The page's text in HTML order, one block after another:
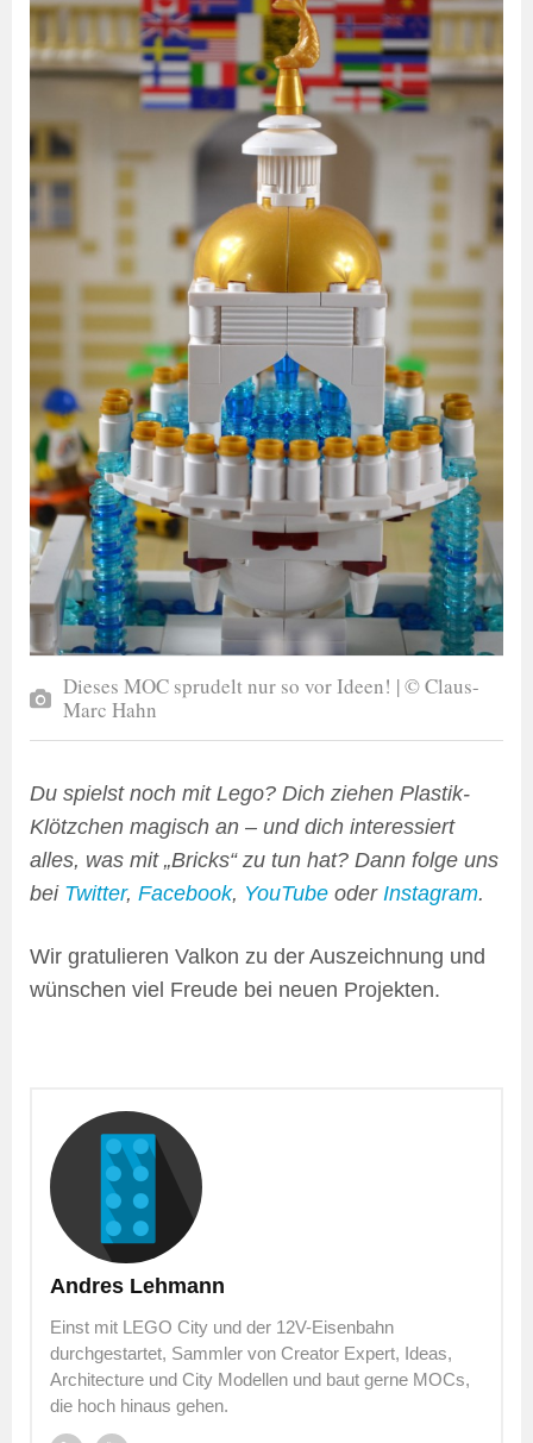
Dieses MOC sprudelt nur so vor Ideen! | © Claus-
Marc Hahn
Du spielst noch mit Lego? Dich ziehen Plastik-
Klötzchen magisch an – und dich interessiert
alles, was mit „Bricks“ zu tun hat? Dann folge uns
bei Twitter, Facebook, YouTube oder Instagram.
Wir gratulieren Valkon zu der Auszeichnung und
wünschen viel Freude bei neuen Projekten.
Andres Lehmann
Einst mit LEGO City und der 12V-Eisenbahn
durchgestartet, Sammler von Creator Expert, Ideas,
Architecture und City Modellen und baut gerne MOCs,
die hoch hinaus gehen.